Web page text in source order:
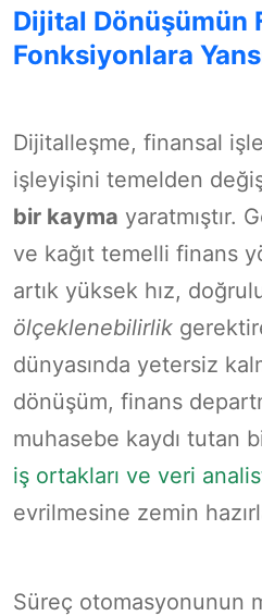
Dijital Dönüşümün
Fonksiyonlara
Dijitalleşme, finansal
işleyişini temelden
bir kayma yaratmıştır.
ve kağıt temelli finans
artık yüksek hız,
ölçeklenebilirlik
dünyasında yetersiz
dönüşüm, finans
muhasebe kaydı tutan
iş ortakları ve veri
evrilmesine zemin
Süreç otomasyonunun